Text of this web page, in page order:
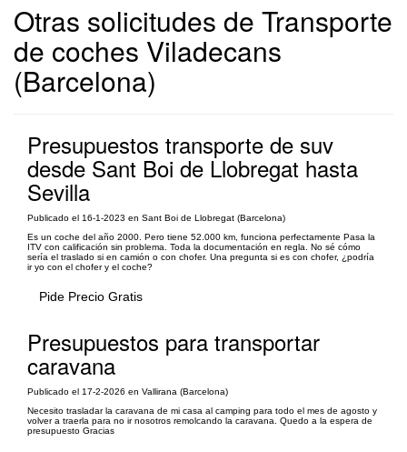
Otras solicitudes de Transporte
de coches Viladecans
(Barcelona)
Presupuestos transporte de suv
desde Sant Boi de Llobregat hasta
Sevilla
Publicado el 16-1-2023 en Sant Boi de Llobregat (Barcelona)
Es un coche del año 2000. Pero tiene 52.000 km, funciona perfectamente Pasa la
ITV con calificación sin problema. Toda la documentación en regla. No sé cómo
sería el traslado si en camión o con chofer. Una pregunta si es con chofer, ¿podría
ir yo con el chofer y el coche?
Pide Precio Gratis
Presupuestos para transportar
caravana
Publicado el 17-2-2026 en Vallirana (Barcelona)
Necesito trasladar la caravana de mi casa al camping para todo el mes de agosto y
volver a traerla para no ir nosotros remolcando la caravana. Quedo a la espera de
presupuesto Gracias